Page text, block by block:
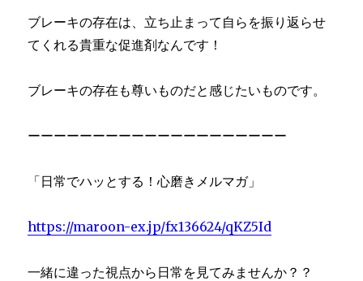
ブレーキの存在は、立ち止まって自らを振り返らせ
てくれる貴重な促進剤なんです！
ブレーキの存在も尊いものだと感じたいものです。
ーーーーーーーーーーーーーーーーーーーー
「日常でハッとする！心磨きメルマガ」
https://maroon-ex.jp/fx136624/qKZ5Id
一緒に違った視点から日常を見てみませんか？？